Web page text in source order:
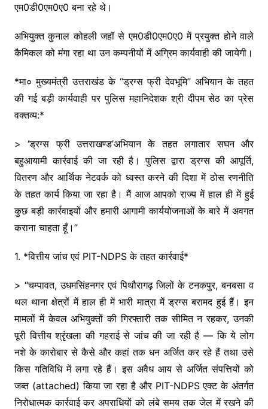
एम0डी0एम0ए0 बना रहे थे।
अभियुक्त कुनाल कोहली जहॉ से एम0डी0एम0ए0 में प्रयुक्त होने वाले
कैमिकल को मंगा रहा था उन कम्पनीयों में अग्रिम कार्यवाही की जायेगी।
*मा० मुख्यमंत्री उत्तराखंड के “ड्रग्स फ्री देवभूमि” अभियान के तहत
की गई बड़ी कार्यवाही पर पुलिस महानिदेशक श्री दीपम सेठ का प्रेस
वक्तव्य:*
> ‘ड्रग्स फ्री उत्तराखण्ड’अभियान के तहत लगातार सघन और
बहुआयामी कार्रवाई की जा रही है। पुलिस द्वारा ड्रग्स की आपूर्ति,
वितरण और आर्थिक नेटवर्क को ध्वस्त करने की दिशा में ठोस रणनीति
के तहत कार्य किया जा रहा है। मैं आज आपको राज्य में हाल ही में हुई
कुछ बड़ी कार्रवाइयों और हमारी आगामी कार्ययोजनाओं के बारे में अवगत
कराना चाहता हूँ।”
1. *वित्तीय जांच एवं PIT-NDPS के तहत कार्रवाई*
> “चम्पावत, उधमसिंहनगर एवं पिथौरागढ़ जिलों के टनकपुर, बनबसा व
थल थाना क्षेत्रों में हाल ही में भारी मात्रा में ड्रग्स बरामद हुई हैं। इन
मामलों में केवल अभियुक्तों की गिरफ्तारी तक सीमित न रहकर, उनकी
पूरी वित्तीय श्रृंखला की गहराई से जांच की जा रही है — कि ये लोग
नशे के कारोबार से कैसे और कहां तक धन अर्जित कर रहे हैं तथा उसे
किस गतिविधि में लगा रहे हैं। इस अवैध आय से अर्जित संपत्तियों को
जब्त (attached) किया जा रहा है और PIT-NDPS एक्ट के अंतर्गत
निरोधात्मक कार्रवाई कर अपराधियों को लंबे समय तक जेल में रखने की